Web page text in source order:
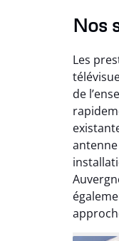
Nos
Les
de